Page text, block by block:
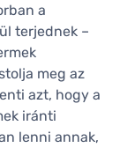
a
terjednek –
meg az
azt, hogy a
iránti
lenni annak,